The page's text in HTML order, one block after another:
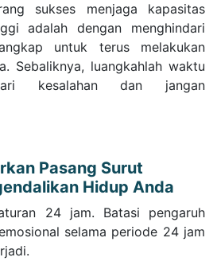
sukses menjaga kapasitas
adalah dengan menghindari
untuk terus melakukan
Sebaliknya, luangkahlah waktu
kesalahan dan jangan
Pasang Surut
Hidup Anda
24 jam. Batasi pengaruh
selama periode 24 jam